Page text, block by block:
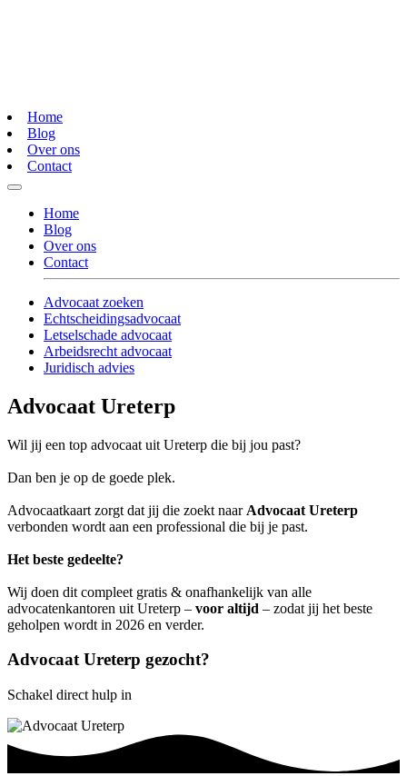
Home
Blog
Over ons
Contact
Home
Blog
Over ons
Contact
Advocaat zoeken
Echtscheidingsadvocaat
Letselschade advocaat
Arbeidsrecht advocaat
Juridisch advies
Advocaat Ureterp
Wil jij een top advocaat uit Ureterp die bij jou past?
Dan ben je op de goede plek.
Advocaatkaart zorgt dat jij die zoekt naar Advocaat Ureterp
verbonden wordt aan een professional die bij je past.
Het beste gedeelte?
Wij doen dit compleet gratis & onafhankelijk van alle
advocatenkantoren uit Ureterp – voor altijd – zodat jij het beste
geholpen wordt in 2026 en verder.
Advocaat Ureterp gezocht?
Schakel direct hulp in